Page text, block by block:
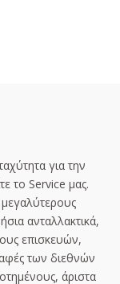
για την
το Service μας.
ανταλλακτικά,
επισκευών,
των διεθνών
άριστα